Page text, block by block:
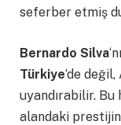
seferber etmiş
Bernardo Silva
Türkiye‘de
uyandırabilir. Bu
alandaki